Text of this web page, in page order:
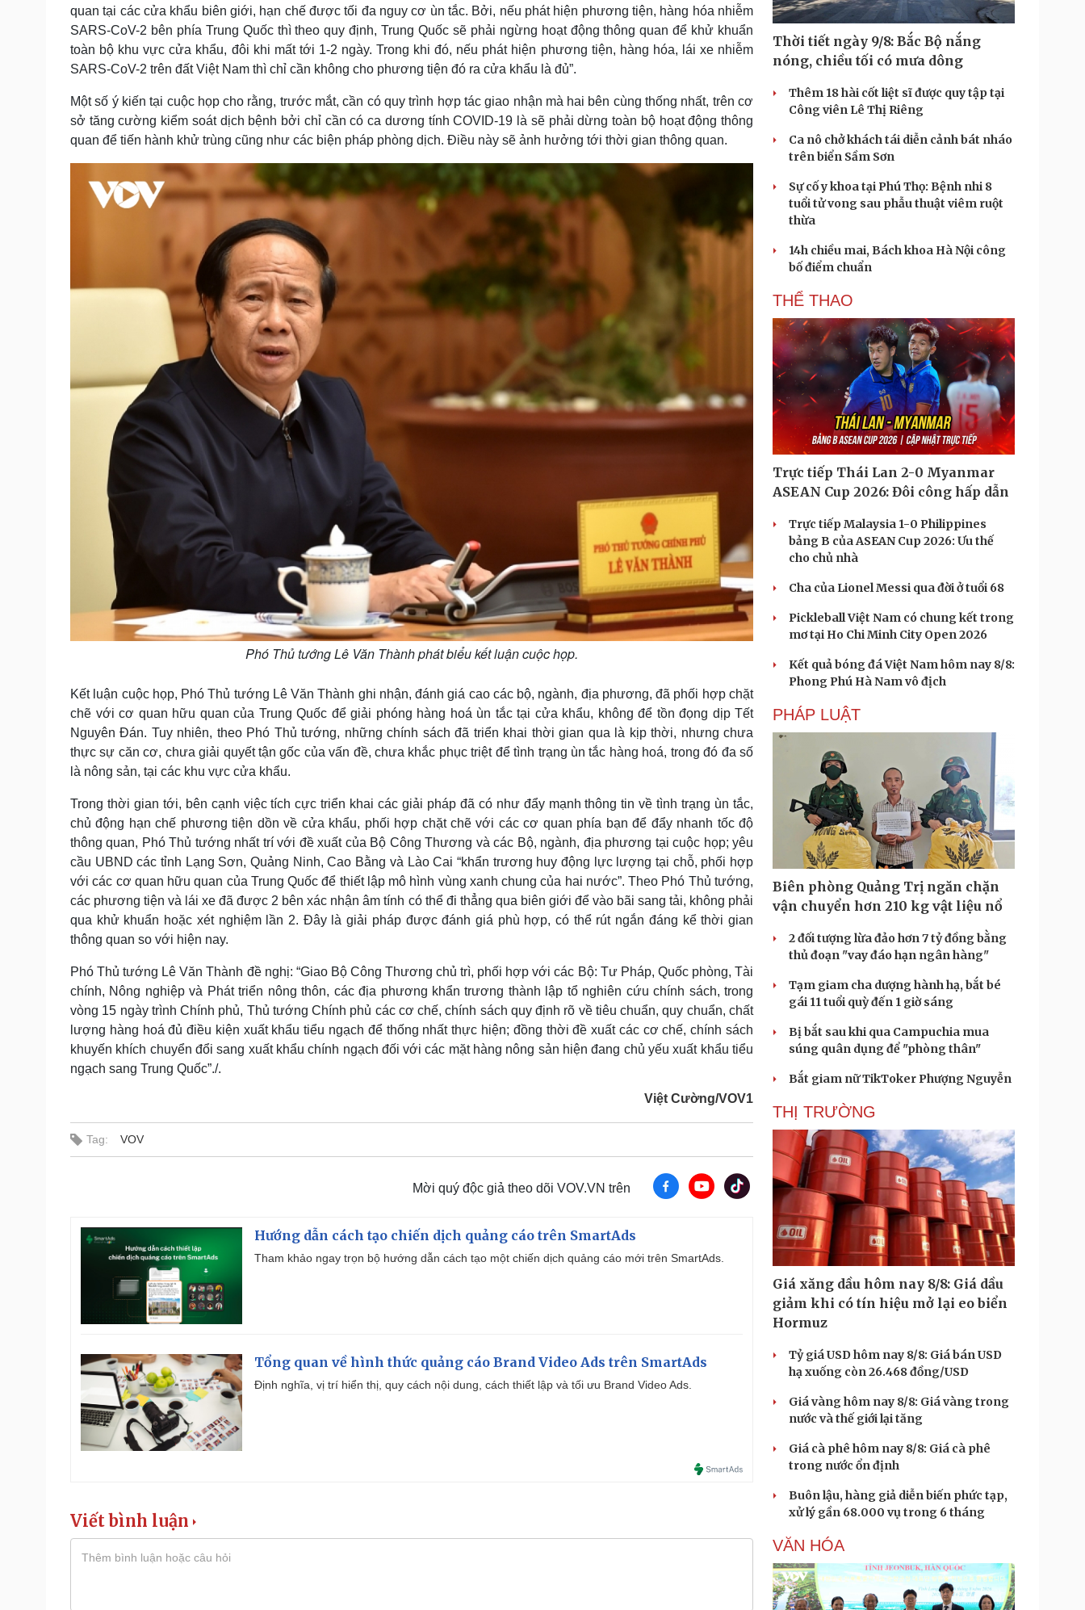
quan tại các cửa khẩu biên giới, hạn chế được tối đa nguy cơ ùn tắc. Bởi, nếu phát hiện phương tiện, hàng hóa nhiễm
SARS-CoV-2 bên phía Trung Quốc thì theo quy định, Trung Quốc sẽ phải ngừng hoạt động thông quan để khử khuẩn
toàn bộ khu vực cửa khẩu, đôi khi mất tới 1-2 ngày. Trong khi đó, nếu phát hiện phương tiện, hàng hóa, lái xe nhiễm
SARS-CoV-2 trên đất Việt Nam thì chỉ cần không cho phương tiện đó ra cửa khẩu là đủ”.
Một số ý kiến tại cuộc họp cho rằng, trước mắt, cần có quy trình hợp tác giao nhận mà hai bên cùng thống nhất, trên cơ
sở tăng cường kiểm soát dịch bệnh bởi chỉ cần có ca dương tính COVID-19 là sẽ phải dừng toàn bộ hoạt động thông
quan để tiến hành khử trùng cũng như các biện pháp phòng dịch. Điều này sẽ ảnh hưởng tới thời gian thông quan.
Phó Thủ tướng Lê Văn Thành phát biểu kết luận cuộc họp.
Kết luận cuộc họp, Phó Thủ tướng Lê Văn Thành ghi nhận, đánh giá cao các bộ, ngành, địa phương, đã phối hợp chặt
chẽ với cơ quan hữu quan của Trung Quốc để giải phóng hàng hoá ùn tắc tại cửa khẩu, không để tồn đọng dịp Tết
Nguyên Đán. Tuy nhiên, theo Phó Thủ tướng, những chính sách đã triển khai thời gian qua là kịp thời, nhưng chưa
thực sự căn cơ, chưa giải quyết tận gốc của vấn đề, chưa khắc phục triệt để tình trạng ùn tắc hàng hoá, trong đó đa số
là nông sản, tại các khu vực cửa khẩu.
Trong thời gian tới, bên cạnh việc tích cực triển khai các giải pháp đã có như đẩy mạnh thông tin về tình trạng ùn tắc,
chủ động hạn chế phương tiện dồn về cửa khẩu, phối hợp chặt chẽ với các cơ quan phía bạn để đẩy nhanh tốc độ
thông quan, Phó Thủ tướng nhất trí với đề xuất của Bộ Công Thương và các Bộ, ngành, địa phương tại cuộc họp; yêu
cầu UBND các tỉnh Lạng Sơn, Quảng Ninh, Cao Bằng và Lào Cai “khẩn trương huy động lực lượng tại chỗ, phối hợp
với các cơ quan hữu quan của Trung Quốc để thiết lập mô hình vùng xanh chung của hai nước”. Theo Phó Thủ tướng,
các phương tiện và lái xe đã được 2 bên xác nhận âm tính có thể đi thẳng qua biên giới để vào bãi sang tải, không phải
qua khử khuẩn hoặc xét nghiệm lần 2. Đây là giải pháp được đánh giá phù hợp, có thể rút ngắn đáng kể thời gian
thông quan so với hiện nay.
Phó Thủ tướng Lê Văn Thành đề nghị: “Giao Bộ Công Thương chủ trì, phối hợp với các Bộ: Tư Pháp, Quốc phòng, Tài
chính, Nông nghiệp và Phát triển nông thôn, các địa phương khẩn trương thành lập tổ nghiên cứu chính sách, trong
vòng 15 ngày trình Chính phủ, Thủ tướng Chính phủ các cơ chế, chính sách quy định rõ về tiêu chuẩn, quy chuẩn, chất
lượng hàng hoá đủ điều kiện xuất khẩu tiểu ngạch để thống nhất thực hiện; đồng thời đề xuất các cơ chế, chính sách
khuyến khích chuyển đổi sang xuất khẩu chính ngạch đối với các mặt hàng nông sản hiện đang chủ yếu xuất khẩu tiểu
ngạch sang Trung Quốc”./.
Việt Cường/VOV1
Tag: VOV
Mời quý độc giả theo dõi VOV.VN trên
Hướng dẫn cách tạo chiến dịch quảng cáo trên SmartAds
Tham khảo ngay trọn bộ hướng dẫn cách tạo một chiến dịch quảng cáo mới trên SmartAds.
Tổng quan về hình thức quảng cáo Brand Video Ads trên SmartAds
Định nghĩa, vị trí hiển thị, quy cách nội dung, cách thiết lập và tối ưu Brand Video Ads.
Viết bình luận
Thời tiết ngày 9/8: Bắc Bộ nắng
nóng, chiều tối có mưa dông
Thêm 18 hài cốt liệt sĩ được quy tập tại
Công viên Lê Thị Riêng
Ca nô chở khách tái diễn cảnh bát nháo
trên biển Sầm Sơn
Sự cố y khoa tại Phú Thọ: Bệnh nhi 8
tuổi tử vong sau phẫu thuật viêm ruột
thừa
14h chiều mai, Bách khoa Hà Nội công
bố điểm chuẩn
THỂ THAO
Trực tiếp Thái Lan 2-0 Myanmar
ASEAN Cup 2026: Đôi công hấp dẫn
Trực tiếp Malaysia 1-0 Philippines
bảng B của ASEAN Cup 2026: Ưu thế
cho chủ nhà
Cha của Lionel Messi qua đời ở tuổi 68
Pickleball Việt Nam có chung kết trong
mơ tại Ho Chi Minh City Open 2026
Kết quả bóng đá Việt Nam hôm nay 8/8:
Phong Phú Hà Nam vô địch
PHÁP LUẬT
Biên phòng Quảng Trị ngăn chặn
vận chuyển hơn 210 kg vật liệu nổ
2 đối tượng lừa đảo hơn 7 tỷ đồng bằng
thủ đoạn "vay đáo hạn ngân hàng"
Tạm giam cha dượng hành hạ, bắt bé
gái 11 tuổi quỳ đến 1 giờ sáng
Bị bắt sau khi qua Campuchia mua
súng quân dụng để "phòng thân"
Bắt giam nữ TikToker Phượng Nguyễn
THỊ TRƯỜNG
Giá xăng dầu hôm nay 8/8: Giá dầu
giảm khi có tín hiệu mở lại eo biển
Hormuz
Tỷ giá USD hôm nay 8/8: Giá bán USD
hạ xuống còn 26.468 đồng/USD
Giá vàng hôm nay 8/8: Giá vàng trong
nước và thế giới lại tăng
Giá cà phê hôm nay 8/8: Giá cà phê
trong nước ổn định
Buôn lậu, hàng giả diễn biến phức tạp,
xử lý gần 68.000 vụ trong 6 tháng
VĂN HÓA